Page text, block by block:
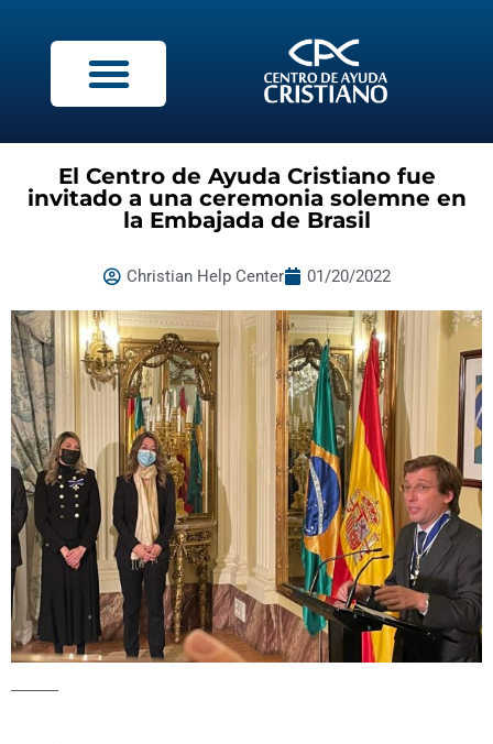
El Centro de Ayuda Cristiano fue
invitado a una ceremonia solemne en
la Embajada de Brasil
Christian Help Center 01/20/2022